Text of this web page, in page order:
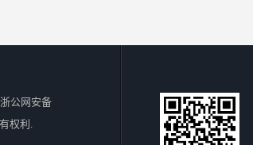
公网安备
权利.